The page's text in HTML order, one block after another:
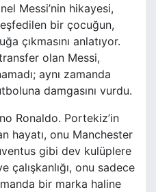
Messi’nin hikayesi,
bir çocuğun,
çıkmasını anlatıyor.
olan Messi,
aynı zamanda
damgasını vurdu.
Ronaldo. Portekiz’in
hayatı, onu Manchester
gibi dev kulüplere
çalışkanlığı, onu sadece
bir marka haline